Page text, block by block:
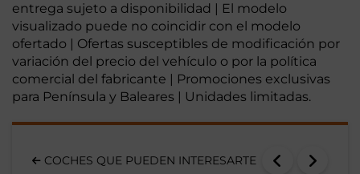
entrega sujeto a disponibilidad | El modelo
visualizado puede no coincidir con el modelo
ofertado | Ofertas susceptibles de modificación por
variación del precio del vehículo o por la política
comercial del fabricante | Promociones exclusivas
para Península y Baleares | Unidades limitadas.
COCHES QUE PUEDEN INTERESARTE